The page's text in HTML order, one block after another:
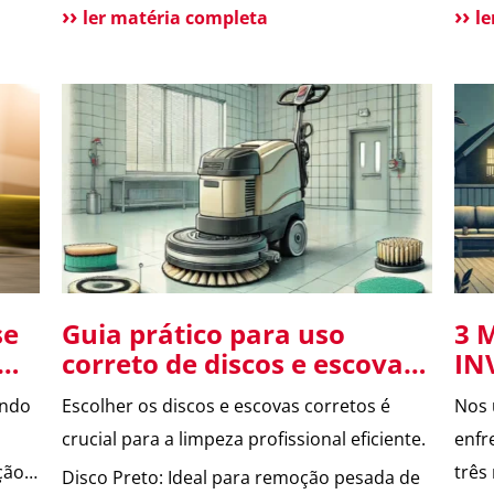
vantagens e benefícios para a população
melhorar no App? Atendimento tradicional
ainda disponível Conclusão O app 190
melhora a comunicação […]
ler matéria completa
Guia prático para uso
correto de discos e escovas
na limpeza profissional.
Escolher os discos e escovas corretos é
crucial para a limpeza profissional eficiente.
Disco Preto: Ideal para remoção pesada de
3
Nos
três